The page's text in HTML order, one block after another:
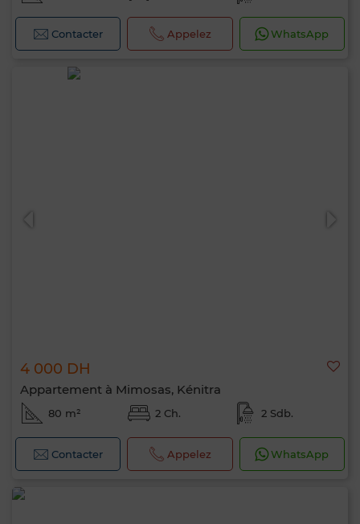
Contacter Appelez WhatsApp
4 000 DH
Appartement à Mimosas, Kénitra
80 m² 2 Ch. 2 Sdb.
Contacter Appelez WhatsApp